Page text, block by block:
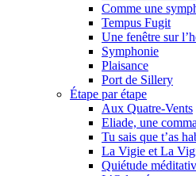
Comme une
Tempus Fugit
Une fenêtre sur
Symphonie
Plaisance
Port de Sillery
Étape par étape
Aux Quatre-Vents
Eliade, une
Tu sais que t’as
La Vigie et La
Quiétude